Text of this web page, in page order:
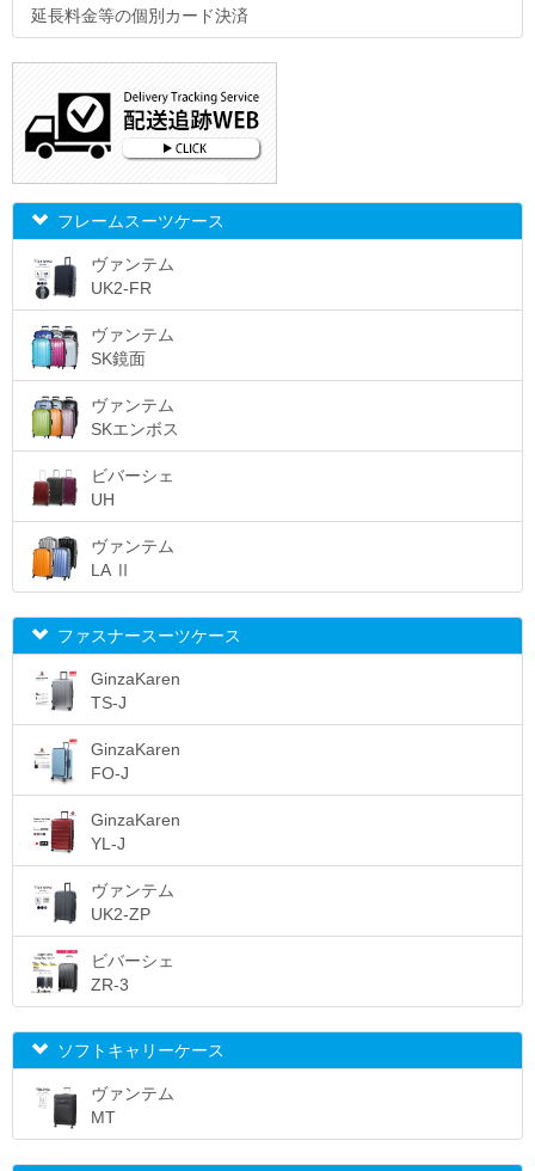
延長料金等の個別カード決済
フレームスーツケース
ヴァンテム
UK2-FR
ヴァンテム
SK鏡面
ヴァンテム
SKエンボス
ビバーシェ
UH
ヴァンテム
LA Ⅱ
ファスナースーツケース
GinzaKaren
TS-J
GinzaKaren
FO-J
GinzaKaren
YL-J
ヴァンテム
UK2-ZP
ビバーシェ
ZR-3
ソフトキャリーケース
ヴァンテム
MT